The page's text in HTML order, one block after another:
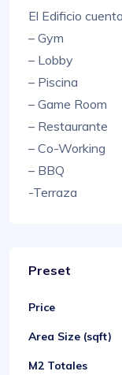
El Edificio
– Gym
– Lobby
– Piscina
– Game Room
– Restaurante
– Co-Working
– BBQ
-Terraza
Preset
Price
Area Size (sqft)
M2 Totales